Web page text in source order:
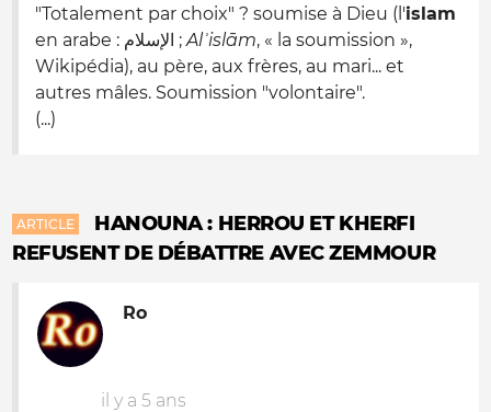
"Totalement par choix" ? soumise à Dieu (l'islam
en arabe : الإسلام ;Alʾislām, « la soumission »,
Wikipédia), au père, aux frères, au mari... et
autres mâles. Soumission "volontaire".
(...)
ARTICLE
HANOUNA : HERROU ET KHERFI
REFUSENT DE DÉBATTRE AVEC ZEMMOUR
Ro
il y a 5 ans